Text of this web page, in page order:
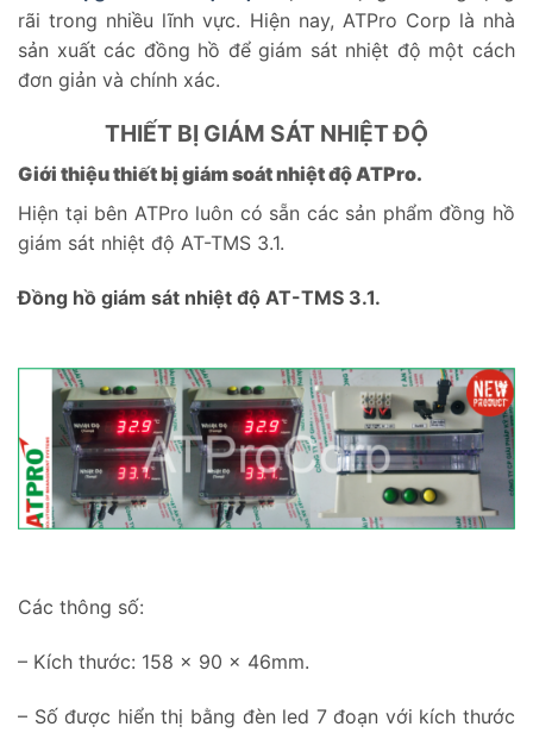
rãi trong nhiều lĩnh vực. Hiện nay, ATPro Corp là nhà
sản xuất các đồng hồ để giám sát nhiệt độ một cách
đơn giản và chính xác.
THIẾT BỊ GIÁM SÁT NHIỆT ĐỘ
Giới thiệu thiết bị giám soát nhiệt độ ATPro.
Hiện tại bên ATPro luôn có sẵn các sản phẩm đồng hồ
giám sát nhiệt độ AT-TMS 3.1.
Đồng hồ giám sát nhiệt độ AT-TMS 3.1.
Các thông số:
– Kích thước: 158 x 90 x 46mm.
– Số được hiển thị bằng đèn led 7 đoạn với kích thước